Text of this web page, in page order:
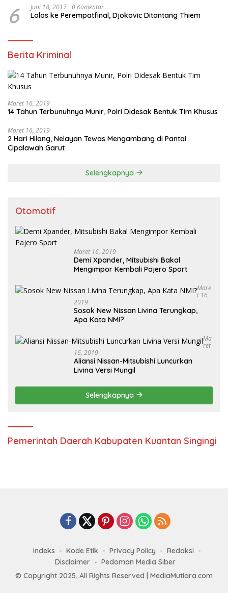
6 Juni 18, 2017 0 Komentar
Lolos ke Perempatfinal, Djokovic Ditantang Thiem
Berita Kriminal
Maret 16, 2019
14 Tahun Terbunuhnya Munir, Polri Didesak Bentuk Tim Khusus
Maret 16, 2019
2 Hari Hilang, Nelayan Tewas Mengambang di Pantai
Cipalawah Garut
Selengkapnya
Otomotif
Maret 16, 2019
Demi Xpander, Mitsubishi Bakal
Mengimpor Kembali Pajero Sport
Mare
T 16,
2019
Sosok New Nissan Livina Terungkap,
Apa Kata NMI?
Ma
Ret
16, 2019
Aliansi Nissan-Mitsubishi Luncurkan
Livina Versi Mungil
Selengkapnya
Pemerintah Daerah Kabupaten Kuantan Singingi
Indeks Kode Etik Privacy Policy
Redaksi
Disclaimer
Pedoman Media Siber
© Copyright 2025, All Rights Reserved | MediaMutiara.com